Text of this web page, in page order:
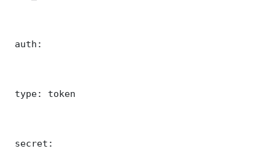
auth:
type: token
secret: